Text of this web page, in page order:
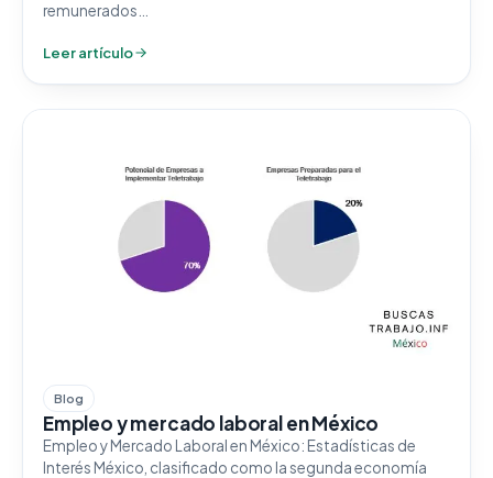
remunerados…
Leer artículo
Blog
Empleo y mercado laboral en México
Empleo y Mercado Laboral en México: Estadísticas de
Interés México, clasificado como la segunda economía